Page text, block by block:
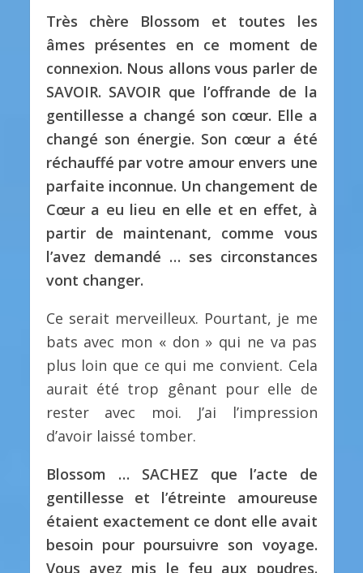
Très chère Blossom et toutes les
âmes présentes en ce moment de
connexion. Nous allons vous parler de
SAVOIR. SAVOIR que l’offrande de la
gentillesse a changé son cœur. Elle a
changé son énergie. Son cœur a été
réchauffé par votre amour envers une
parfaite inconnue. Un changement de
Cœur a eu lieu en elle et en effet, à
partir de maintenant, comme vous
l’avez demandé … ses circonstances
vont changer.
Ce serait merveilleux. Pourtant, je me
bats avec mon « don » qui ne va pas
plus loin que ce qui me convient. Cela
aurait été trop gênant pour elle de
rester avec moi. J’ai l’impression
d’avoir laissé tomber.
Blossom … SACHEZ que l’acte de
gentillesse et l’étreinte amoureuse
étaient exactement ce dont elle avait
besoin pour poursuivre son voyage.
Vous avez mis le feu aux poudres.